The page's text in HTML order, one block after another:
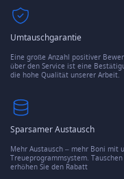
Umtauschgarantie
Eine große Anzahl positiver
über den Service ist eine
die hohe Qualität unserer Arbeit.
Sparsamer Austausch
Mehr Austausch – mehr Boni mit
Treueprogrammsystem. Tauschen
erhöhen Sie den Rabatt